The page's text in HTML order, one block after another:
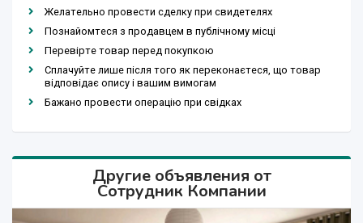
Желательно провести сделку при свидетелях
Познайомтеся з продавцем в публічному місці
Перевірте товар перед покупкою
Сплачуйте лише після того як переконаєтеся, що товар
відповідає опису і вашим вимогам
Бажано провести операцію при свідках
Другие объявления от
Сотрудник Компании